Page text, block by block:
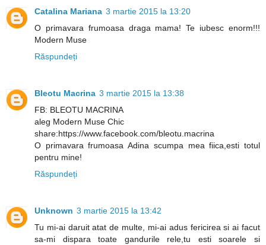
Catalina Mariana 3 martie 2015 la 13:20
O primavara frumoasa draga mama! Te iubesc enorm!!!
Modern Muse
Răspundeți
Bleotu Macrina 3 martie 2015 la 13:38
FB: BLEOTU MACRINA
aleg Modern Muse Chic
share:https://www.facebook.com/bleotu.macrina
O primavara frumoasa Adina scumpa mea fiica,esti totul
pentru mine!
Răspundeți
Unknown 3 martie 2015 la 13:42
Tu mi-ai daruit atat de multe, mi-ai adus fericirea si ai facut
sa-mi dispara toate gandurile rele,tu esti soarele si